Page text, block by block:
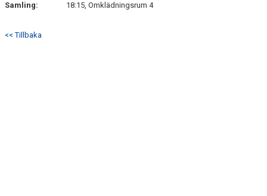
Samling:
18:15, Omklädningsrum 4
<< Tillbaka